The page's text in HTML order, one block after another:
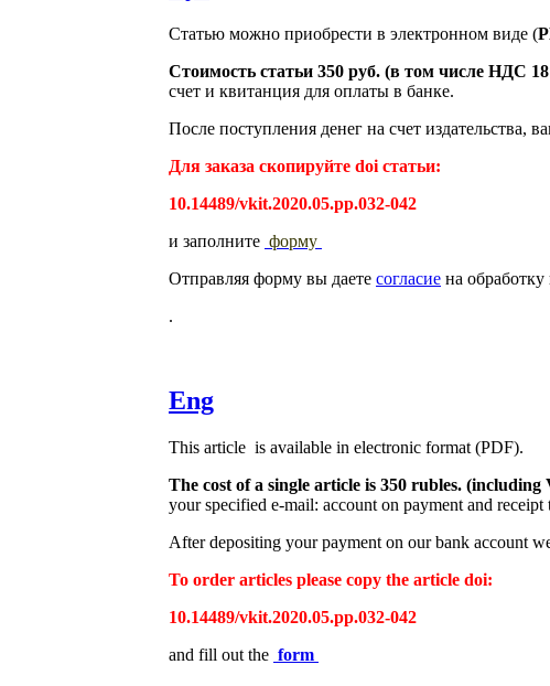
Статью можно приобрести в электронном виде (
Стоимость статьи 350 руб. (в том числе НДС
счет и квитанция для оплаты в банке.
После поступления денег на счет издательства,
Для заказа скопируйте doi статьи:
10.14489/vkit.2020.05.pp.032-042
и заполните форму
Отправляя форму вы даете согласие на
.
Eng
This article is available in electronic format (PDF).
The cost of a single article is 350 rubles. (including
your specified e-mail: account on payment and receipt
After depositing your payment on our bank account
To order articles please copy the article doi:
10.14489/vkit.2020.05.pp.032-042
and fill out the form